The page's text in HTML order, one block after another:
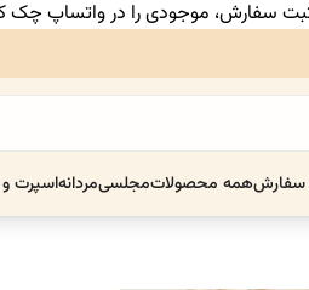
ثبت سفارش، موجودی را در واتساپ چک
سفارشهمه محصولاتمجلسیمردانهاسپرت